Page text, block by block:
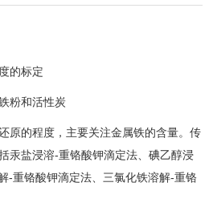
的标定
粉和活性炭
原的程度，主要关注金属铁的含量。传
汞盐浸溶-重铬酸钾滴定法、碘乙醇浸
-重铬酸钾滴定法、三氯化铁溶解-重铬